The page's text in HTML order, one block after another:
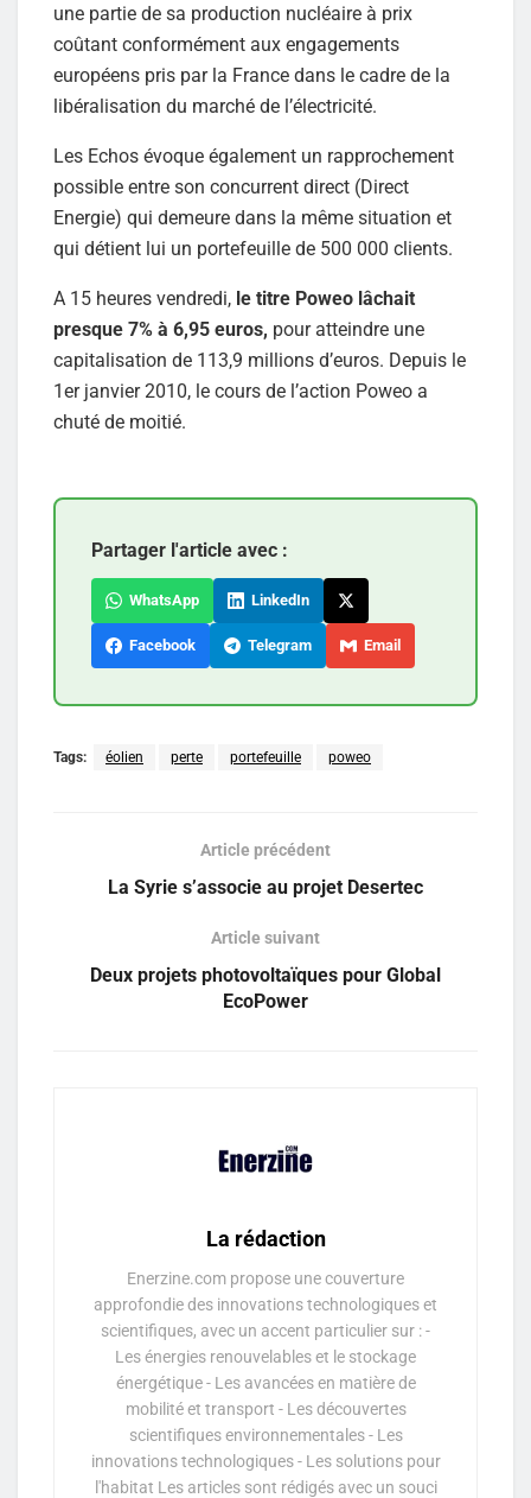
une partie de sa production nucléaire à prix
coûtant conformément aux engagements
européens pris par la France dans le cadre de la
libéralisation du marché de l’électricité.
Les Echos évoque également un rapprochement
possible entre son concurrent direct (Direct
Energie) qui demeure dans la même situation et
qui détient lui un portefeuille de 500 000 clients.
A 15 heures vendredi, le titre Poweo lâchait
presque 7% à 6,95 euros, pour atteindre une
capitalisation de 113,9 millions d’euros. Depuis le
1er janvier 2010, le cours de l’action Poweo a
chuté de moitié.
Partager l'article avec :
WhatsApp LinkedIn
Facebook Telegram Email
Tags: éolien perte portefeuille poweo
Article précédent
La Syrie s’associe au projet Desertec
Article suivant
Deux projets photovoltaïques pour Global
EcoPower
La rédaction
Enerzine.com propose une couverture
approfondie des innovations technologiques et
scientifiques, avec un accent particulier sur : -
Les énergies renouvelables et le stockage
énergétique - Les avancées en matière de
mobilité et transport - Les découvertes
scientifiques environnementales - Les
innovations technologiques - Les solutions pour
l'habitat Les articles sont rédigés avec un souci